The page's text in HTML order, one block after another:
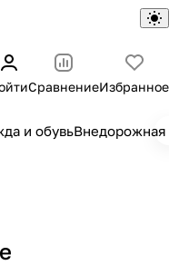
СравнениеИзбранное
и обувьВнедорожная